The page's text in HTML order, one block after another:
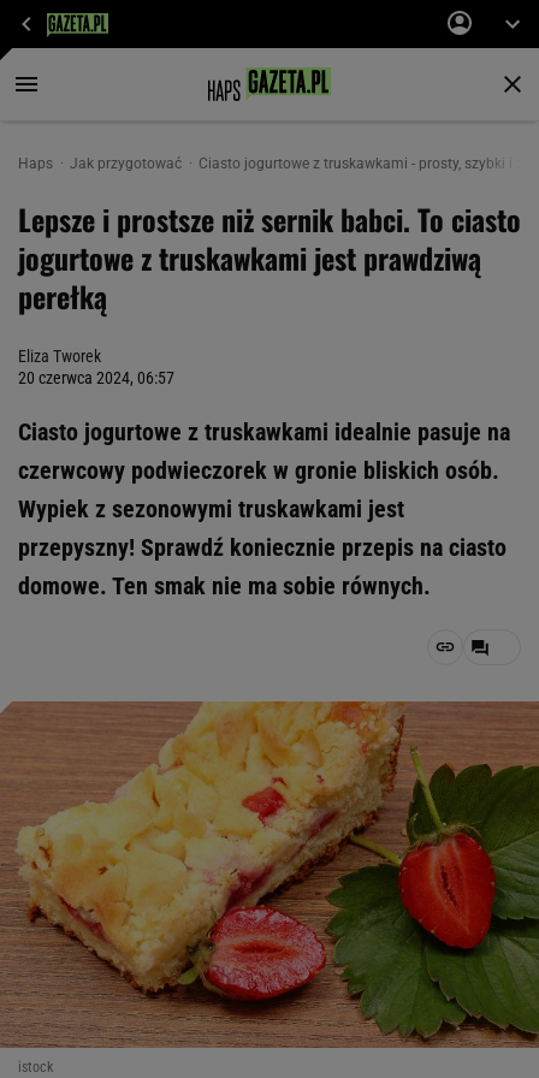
Haps Jak przygotować Ciasto jogurtowe z truskawkami - prosty, szybki i
Lepsze i prostsze niż sernik babci. To ciasto
jogurtowe z truskawkami jest prawdziwą
perełką
Eliza Tworek
20 czerwca 2024, 06:57
Ciasto jogurtowe z truskawkami idealnie pasuje na
czerwcowy podwieczorek w gronie bliskich osób.
Wypiek z sezonowymi truskawkami jest
przepyszny! Sprawdź koniecznie przepis na ciasto
domowe. Ten smak nie ma sobie równych.
istock